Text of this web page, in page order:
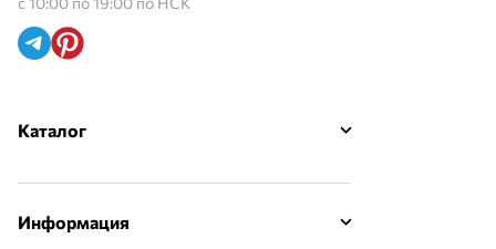
Каталог
Информация